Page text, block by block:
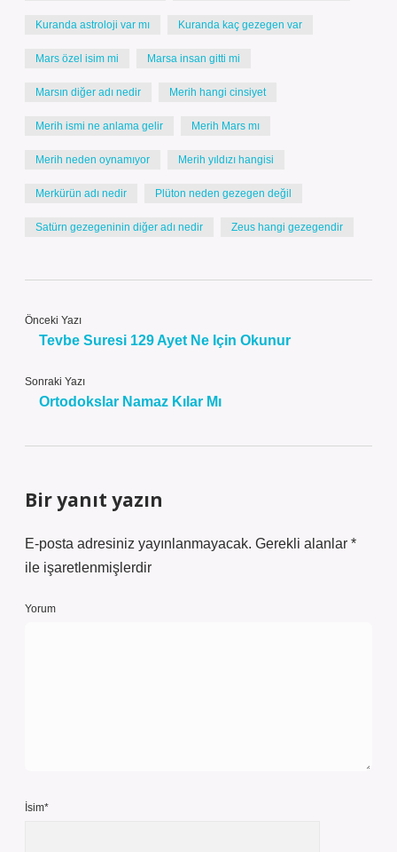
Kuranda astroloji var mı Kuranda kaç gezegen var
Mars özel isim mi Marsa insan gitti mi
Marsın diğer adı nedir Merih hangi cinsiyet
Merih ismi ne anlama gelir Merih Mars mı
Merih neden oynamıyor Merih yıldızı hangisi
Merkürün adı nedir Plüton neden gezegen değil
Satürn gezegeninin diğer adı nedir Zeus hangi gezegendir
Önceki Yazı
Tevbe Suresi 129 Ayet Ne Için Okunur
Sonraki Yazı
Ortodokslar Namaz Kılar Mı
Bir yanıt yazın
E-posta adresiniz yayınlanmayacak. Gerekli alanlar *
ile işaretlenmişlerdir
Yorum
İsim*